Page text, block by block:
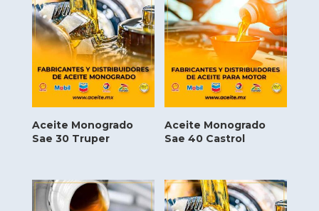
Aceite Monogrado
Sae 30 Truper
Aceite Monogrado
Sae 40 Castrol